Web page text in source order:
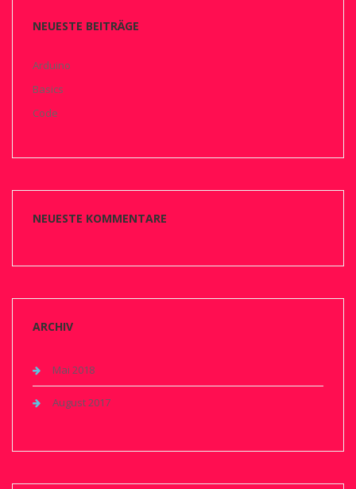
NEUESTE BEITRÄGE
Arduino
Basics
Code
NEUESTE KOMMENTARE
ARCHIV
Mai 2018
August 2017